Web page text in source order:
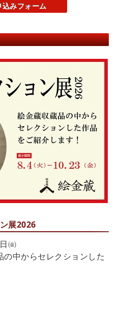
みフォーム
展2026
㈮
中からセレクションした